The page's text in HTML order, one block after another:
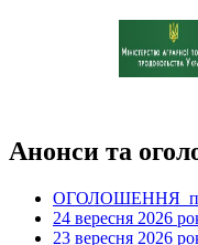
Анонси та
ОГОЛОШЕННЯ про
24 вересня 2026
23 вересня 2026